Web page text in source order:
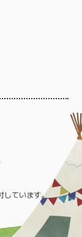
しています。